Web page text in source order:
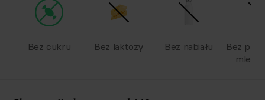
Bez cukru Bez laktozy Bez nabiału
Bez